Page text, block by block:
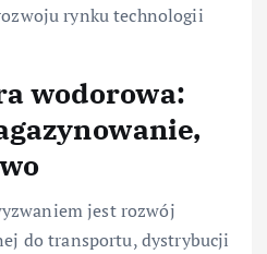
rynku technologii
wodorowa:
jest rozwój
do transportu, dystrybucji